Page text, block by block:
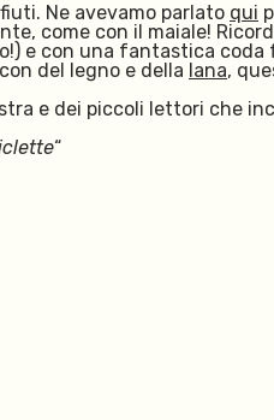
Ne avevamo parlato qui
come con il maiale!
e con una fantastica
del legno e della lana,
e dei piccoli lettori che
“